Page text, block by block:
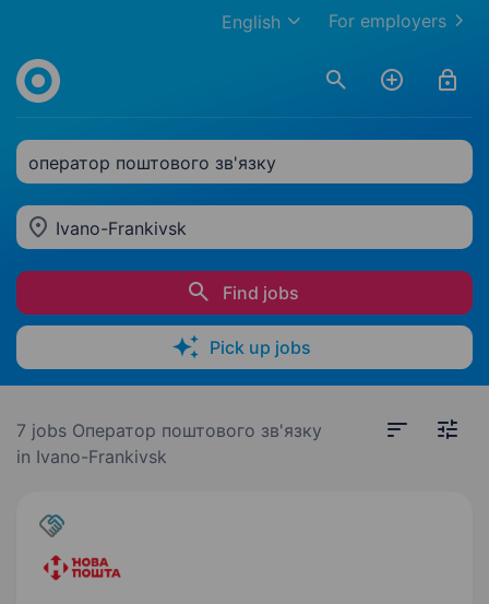
For employers
English
оператор поштового зв'язку
Ivano-Frankivsk
Find jobs
Pick up jobs
7 jobs Оператор поштового зв'язку
in Ivano-Frankivsk